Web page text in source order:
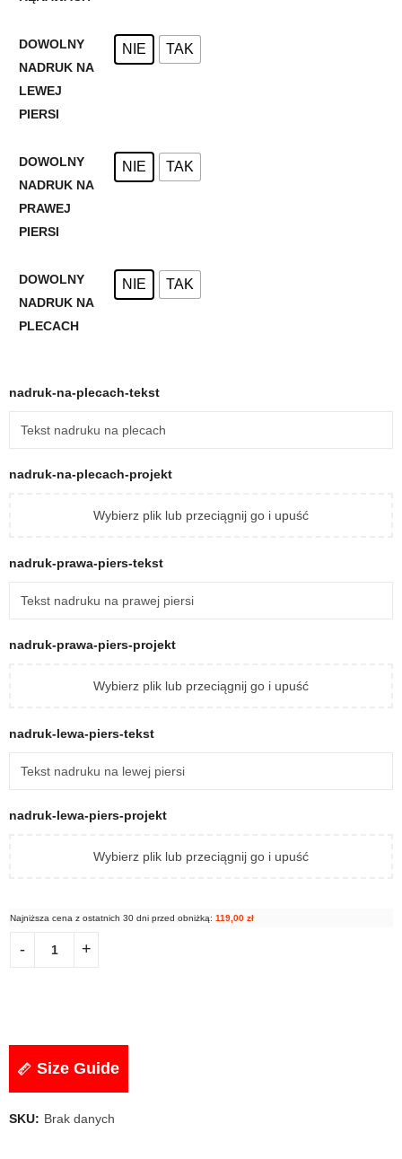
DOWOLNY
NADRUK NA
LEWEJ
PIERSI
NIE TAK
DOWOLNY
NADRUK NA
PRAWEJ
PIERSI
NIE TAK
DOWOLNY
NADRUK NA
PLECACH
NIE TAK
nadruk-na-plecach-tekst
nadruk-na-plecach-projekt
Wybierz plik lub przeciągnij go i upuść
nadruk-prawa-piers-tekst
nadruk-prawa-piers-projekt
Wybierz plik lub przeciągnij go i upuść
nadruk-lewa-piers-tekst
nadruk-lewa-piers-projekt
Wybierz plik lub przeciągnij go i upuść
Najniższa cena z ostatnich 30 dni przed obniżką: 119,00 zł
Size Guide
SKU: Brak danych